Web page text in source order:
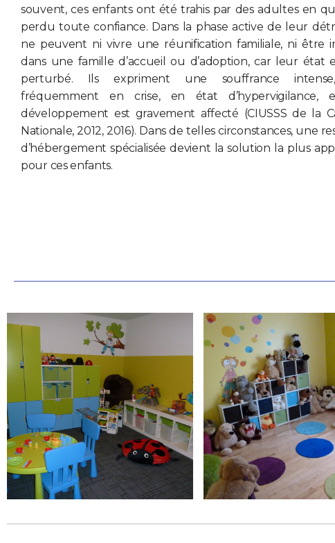
souvent, ces enfants ont été trahis par des adultes en
perdu toute confiance. Dans la phase active de leur
ne peuvent ni vivre une réunification familiale, ni être
dans une famille d’accueil ou d’adoption, car leur état
perturbé. Ils expriment une souffrance
fréquemment en crise, en état d’hypervigilance,
développement est gravement affecté (CIUSSS de la
Nationale, 2012, 2016). Dans de telles circonstances, une
d’hébergement spécialisée devient la solution la plus
pour ces enfants.